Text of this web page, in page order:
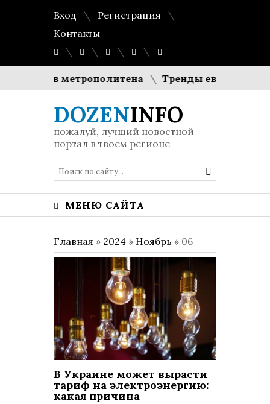
Вход
Регистрация
Контакты
метрополитена Тренды европейского
DOZENINFO
пожалуй, лучший новостной
портал в твоем регионе
МЕНЮ САЙТА
Главная » 2024 » Ноябрь » 06
В Украине может вырасти
тариф на электроэнергию:
какая причина